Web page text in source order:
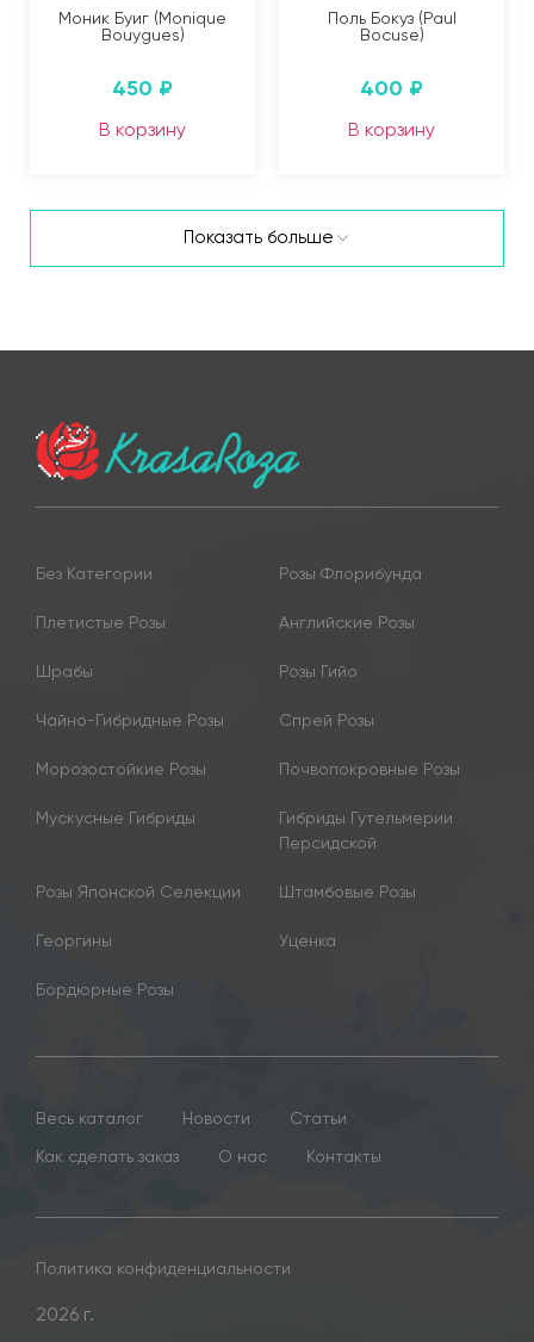
Моник Буиг (Monique
Bouygues)
450 ₽
В корзину
Поль Бокуз (Paul
Bocuse)
400 ₽
В корзину
Показать больше
Без Категории Розы Флорибунда
Плетистые Розы Английские Розы
Шрабы Розы Гийо
Чайно-Гибридные Розы Спрей Розы
Морозостойкие Розы Почвопокровные Розы
Мускусные Гибриды
Гибриды Гутельмерии
Персидской
Розы Японской Селекции Штамбовые Розы
Георгины Уценка
Бордюрные Розы
Весь каталог Новости
Статьи
Как сделать заказ
О нас Контакты
Политика конфиденциальности
2026 г.